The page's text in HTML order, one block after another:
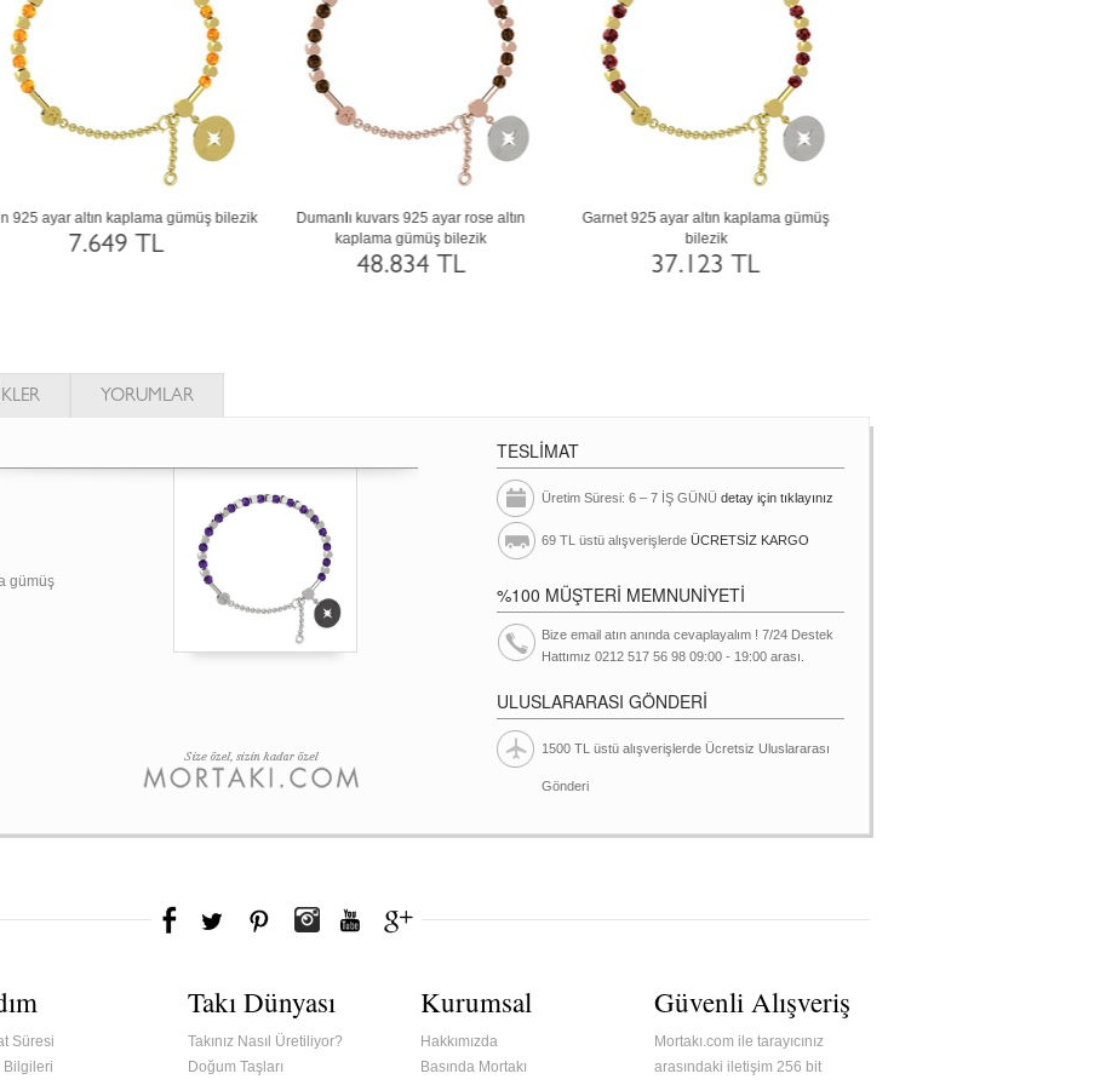
Siyah zirkon 18 ayar beyaz altın bilezik
130.600 TL
Yeşil kuvars 925 ayar siyah rodyum
kaplama gümüş bilezik
48.834 TL
Yeşil kuvars 925 ayar altın kaplama gümüş
bilezik
20.781 TL
YORUMLAR
gümüş
TESLİMAT
Üretim Süresi: 6 – 7 İŞ GÜNÜ detay için tıklayınız
69 TL üstü alışverişlerde ÜCRETSİZ KARGO
%100 MÜŞTERİ MEMNUNİYETİ
Bize email atın anında cevaplayalım ! 7/24 Destek
Hattımız 0212 517 56 98 09:00 - 19:00 arası.
ULUSLARARASI GÖNDERİ
1500 TL üstü alışverişlerde Ücretsiz Uluslararası
Gönderi
Süresi
Bilgileri
Takı Dünyası
Takınız Nasıl Üretiliyor?
Doğum Taşları
Kurumsal
Hakkımızda
Basında Mortakı
Güvenli Alışveriş
Mortakı.com ile tarayıcınız
arasındaki iletişim 256 bit